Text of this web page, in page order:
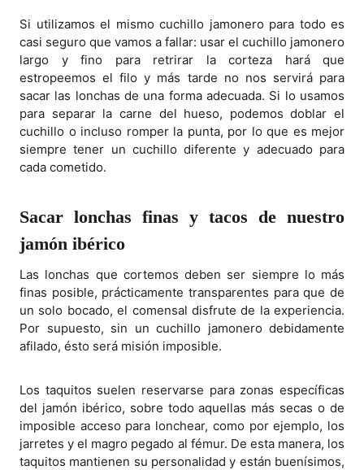
Si utilizamos el mismo cuchillo jamonero para todo es
casi seguro que vamos a fallar: usar el cuchillo jamonero
largo y fino para retrirar la corteza hará que
estropeemos el filo y más tarde no nos servirá para
sacar las lonchas de una forma adecuada. Si lo usamos
para separar la carne del hueso, podemos doblar el
cuchillo o incluso romper la punta, por lo que es mejor
siempre tener un cuchillo diferente y adecuado para
cada cometido.
Sacar lonchas finas y tacos de nuestro
jamón ibérico
Las lonchas que cortemos deben ser siempre lo más
finas posible, prácticamente transparentes para que de
un solo bocado, el comensal disfrute de la experiencia.
Por supuesto, sin un cuchillo jamonero debidamente
afilado, ésto será misión imposible.
Los taquitos suelen reservarse para zonas específicas
del jamón ibérico, sobre todo aquellas más secas o de
imposible acceso para lonchear, como por ejemplo, los
jarretes y el magro pegado al fémur. De esta manera, los
taquitos mantienen su personalidad y están buenísimos,